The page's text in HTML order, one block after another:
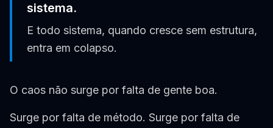
sistema.
E todo sistema, quando cresce sem estrutura,
entra em colapso.
O caos não surge por falta de gente boa.
Surge por falta de método. Surge por falta de